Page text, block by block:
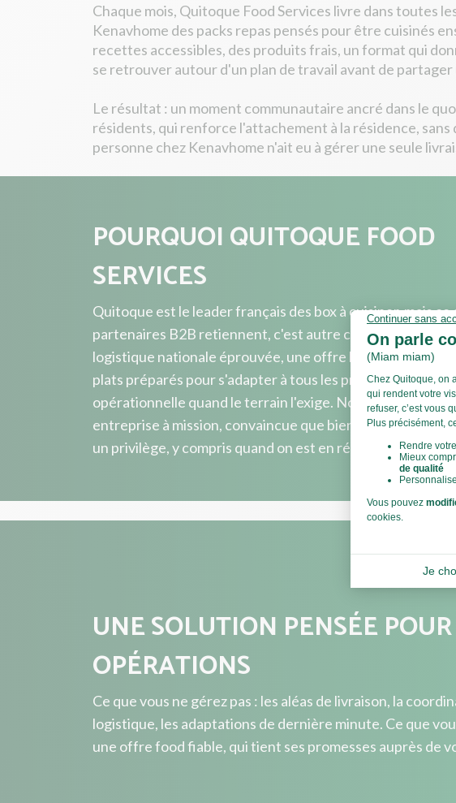
Chaque mois, Quitoque Food Services livre dans toutes
Kenavhome des packs repas pensés pour être cuisinés
recettes accessibles, des produits frais, un format qui
se retrouver autour d'un plan de travail avant de partager
Le résultat : un moment communautaire ancré dans le
résidents, qui renforce l'attachement à la résidence, sans
personne chez Kenavhome n'ait eu à gérer une seule
POURQUOI QUITOQUE FOOD
SERVICES
Quitoque est le leader français des box à cuisiner, mais ce
partenaires B2B retiennent, c'est autre chose : une
logistique nationale éprouvée, une offre hybride qui mêle
plats préparés pour s'adapter à tous les profils, et une
opérationnelle quand le terrain l'exige. Nous sommes
entreprise à mission, convaincue que bien manger ne
un privilège, y compris quand on est en résidence.
UNE SOLUTION PENSÉE
OPÉRATIONS
Ce que vous ne gérez pas : les aléas de livraison, la
logistique, les adaptations de dernière minute. Ce que
une offre food fiable, qui tient ses promesses auprès de